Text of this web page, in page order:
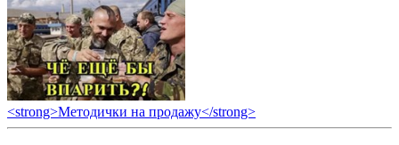
<strong>Методички на продажу</strong>